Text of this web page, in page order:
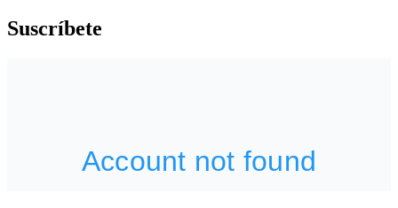
Suscríbete